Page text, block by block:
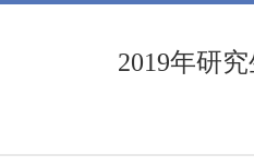
2019年研